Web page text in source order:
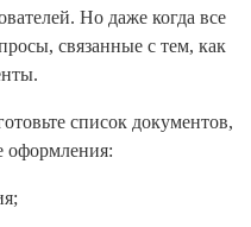
Но даже когда все
связанные с тем, как
список документов,
оформления: